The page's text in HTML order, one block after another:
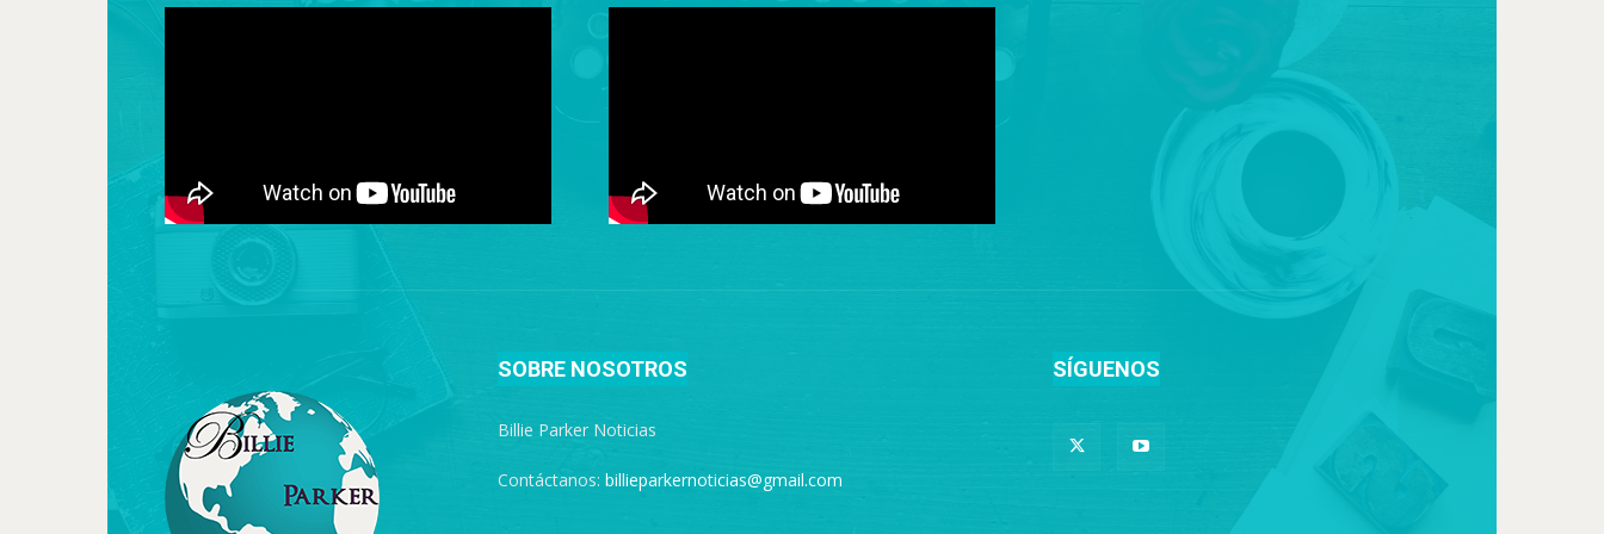
SOBRE NOSOTROS
Billie Parker Noticias
Contáctanos: billieparkernoticias@gmail.com
SÍGUENOS